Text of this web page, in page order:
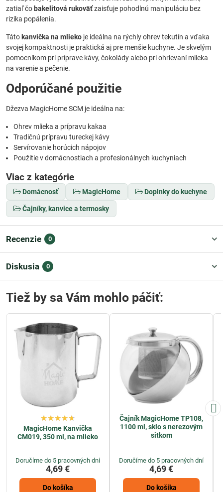
zatiaľ čo bakelitová rukoväťzaisťuje pohodlnú manipuláciu bez
rizika popálenia.
Táto kanvička na mlieko je ideálna na rýchly ohrev tekutín a vďaka
svojej kompaktnosti je praktická aj pre menšie kuchyne. Je skvelým
pomocníkom pri príprave kávy, čokolády alebo pri ohrievaní mlieka
na varenie a pečenie.
Odporúčané použitie
Džezva MagicHome SCM je ideálna na:
Ohrev mlieka a prípravu kakaa
Tradičnú prípravu tureckej kávy
Servírovanie horúcich nápojov
Použitie v domácnostiach a profesionálnych kuchyniach
Viac z kategórie
Domácnosť MagicHome Doplnky do kuchyne
Čajníky, kanvice a termosky
Recenzie 0
Diskusia 0
Tiež by sa Vám mohlo páčiť:
MagicHome Kanvička
CM019, 350 ml, na mlieko
Doručíme do 5 pracovných dní
4,69 €
Do košíka
Čajník MagicHome TP108,
1100 ml, sklo s nerezovým
sitkom
Doručíme do 5 pracovných dní
4,69 €
Do košíka